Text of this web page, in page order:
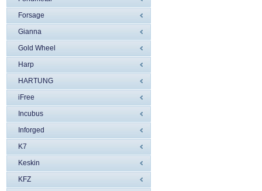
Forsage
Gianna
Gold Wheel
Harp
HARTUNG
iFree
Incubus
Inforged
K7
Keskin
KFZ